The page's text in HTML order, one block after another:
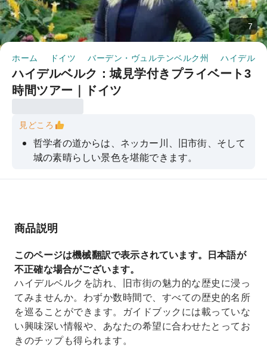
7
ホーム ドイツ バーデン・ヴュルテンベルク州 ハイデルベ
ハイデルベルク：城見学付きプライベート3
時間ツアー｜ドイツ
見どころ
哲学者の道からは、ネッカー川、旧市街、そして
城の素晴らしい景色を堪能できます。
ドイツで最も長い歩行者専用区域の一つを散策し
商品説明
このページは機械翻訳で表示されています。日本語が
不正確な場合がございます。
ハイデルベルクを訪れ、旧市街の魅力的な歴史に浸っ
てみませんか。わずか数時間で、すべての歴史的名所
を巡ることができます。ガイドブックには載っていな
い興味深い情報や、あなたの希望に合わせたとってお
きのチップも得られます。